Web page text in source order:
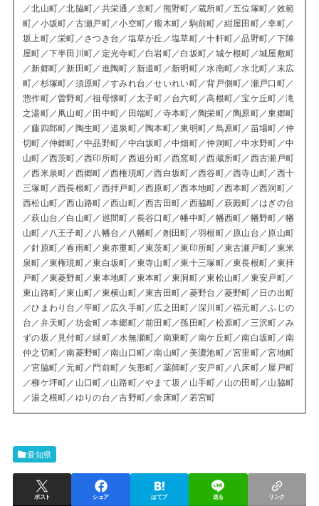
／北山町／北脇町／共栄通／京町／熊野町／蔵所町／五位塚町／效範
町／小坂町／古瀬戸町／小空町／瘤木町／駒前町／紺屋田町／幸町／
坂上町／栄町／さつき台／塩草が丘／塩草町／十軒町／品野町／下陣
屋町／下半田川町／定光寺町／白岩町／白坂町／城ケ根町／城屋敷町
／新郷町／新田町／進陶町／新道町／新明町／水南町／水北町／末広
町／杉塚町／須原町／すみれ台／せいれい町／背戸側町／瀬戸口町／
惣作町／曽野町／祖母懐町／太子町／台六町／高根町／宝ケ丘町／滝
之湯町／凧山町／田中町／田端町／寺本町／陶栄町／陶原町／東郷町
／藤四郎町／陶生町／道泉町／陶本町／東明町／鳥原町／苗場町／仲
切町／仲郷町／中品野町／中白坂町／中畑町／仲洞町／中水野町／中
山町／西茨町／西印所町／西追分町／西窯町／西蔵所町／西古瀬戸町
／西米泉町／西郷町／西権現町／西白坂町／西谷町／西寺山町／西十
三塚町／西長根町／西拝戸町／西原町／西本地町／西本町／西洞町／
西松山町／西山路町／西山町／西吉田町／西脇町／萩殿町／はぎの台
／萩山台／白山町／巡間町／長谷口町／幡中町／幡西町／幡野町／幡
山町／八王子町／八幡台／八幡町／刎田町／羽根町／原山台／原山町
／針原町／春雨町／東赤重町／東茨町／東印所町／東古瀬戸町／東米
泉町／東権現町／東白坂町／東寺山町／東十三塚町／東長根町／東拝
戸町／東菱野町／東本地町／東本町／東洞町／東松山町／東安戸町／
東山路町／東山町／東横山町／東吉田町／菱野台／菱野町／日の出町
／ひまわり台／平町／広久手町／広之田町／深川町／福元町／ふじの
台／弁天町／坊金町／本郷町／前田町／孫田町／松原町／三沢町／み
ずの坂／見付町／緑町／水無瀬町／南東町／南ケ丘町／南白坂町／南
仲之切町／南菱野町／南山口町／南山町／美濃池町／宮里町／宮地町
／宮脇町／元町／門前町／矢形町／薬師町／安戸町／八床町／屋戸町
／柳ケ坪町／山口町／山路町／やまて坂／山手町／山の田町／山脇町
／湯之根町／ゆりの台／吉野町／余床町／若宮町
愛知県
ポスト シェア はてブ 送る リンク